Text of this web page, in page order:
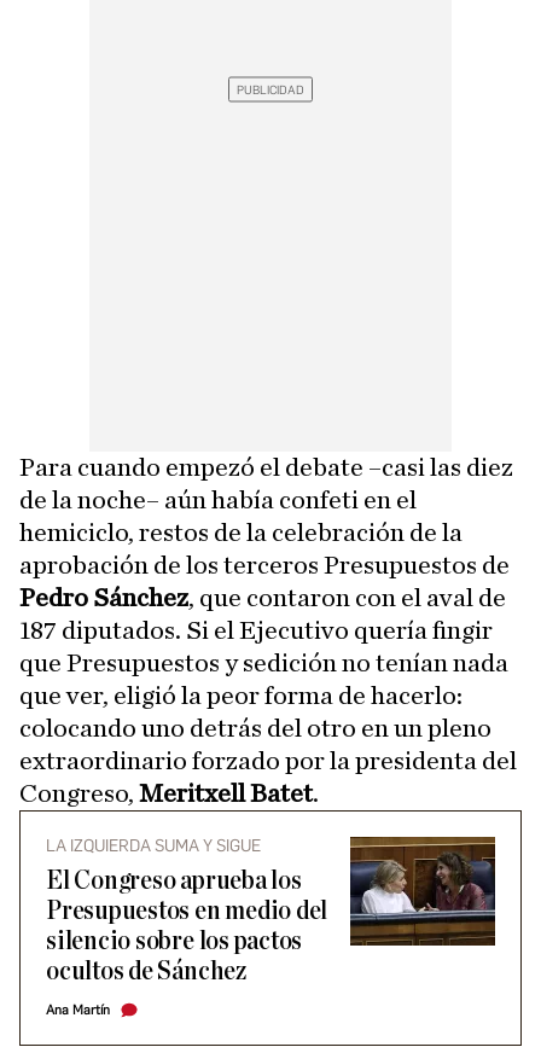
Para cuando empezó el debate –casi las diez
de la noche– aún había confeti en el
hemiciclo, restos de la celebración de la
aprobación de los terceros Presupuestos de
Pedro Sánchez, que contaron con el aval de
187 diputados. Si el Ejecutivo quería fingir
que Presupuestos y sedición no tenían nada
que ver, eligió la peor forma de hacerlo:
colocando uno detrás del otro en un pleno
extraordinario forzado por la presidenta del
Congreso, Meritxell Batet.
LA IZQUIERDA SUMA Y SIGUE
El Congreso aprueba los
Presupuestos en medio del
silencio sobre los pactos
ocultos de Sánchez
Ana Martín